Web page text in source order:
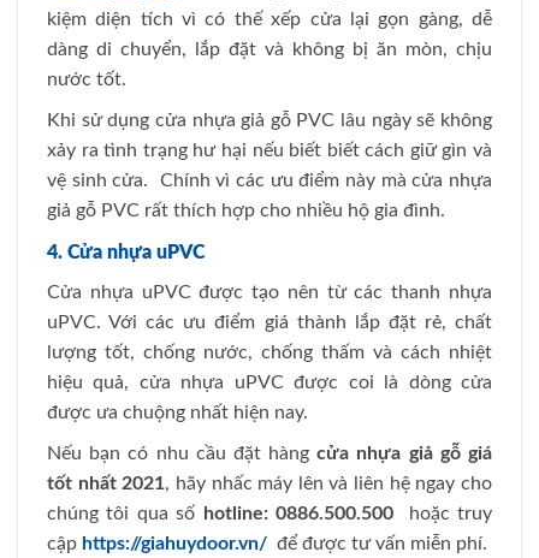
kiệm diện tích vì có thế xếp cửa lại gọn gàng, dễ
dàng di chuyển, lắp đặt và không bị ăn mòn, chịu
nước tốt.
Khi sử dụng cửa nhựa giả gỗ PVC lâu ngày sẽ không
xảy ra tình trạng hư hại nếu biết biết cách giữ gìn và
vệ sinh cửa. Chính vì các ưu điểm này mà cửa nhựa
giả gỗ PVC rất thích hợp cho nhiều hộ gia đình.
4. Cửa nhựa uPVC
Cửa nhựa uPVC được tạo nên từ các thanh nhựa
uPVC. Với các ưu điểm giá thành lắp đặt rẻ, chất
lượng tốt, chống nước, chống thấm và cách nhiệt
hiệu quả, cửa nhựa uPVC được coi là dòng cửa
được ưa chuộng nhất hiện nay.
Nếu bạn có nhu cầu đặt hàngcửa nhựa giả gỗ giá
tốt nhất 2021, hãy nhấc máy lên và liên hệ ngay cho
chúng tôi qua số
hotline: 0886.500.500hoặc truy
cập https://giahuydoor.vn/ để được tư vấn miễn phí.